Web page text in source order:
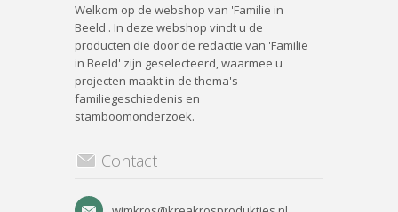
Welkom op de webshop van 'Familie in
Beeld'. In deze webshop vindt u de
producten die door de redactie van 'Familie
in Beeld' zijn geselecteerd, waarmee u
projecten maakt in de thema's
familiegeschiedenis en
stamboomonderzoek.
Contact